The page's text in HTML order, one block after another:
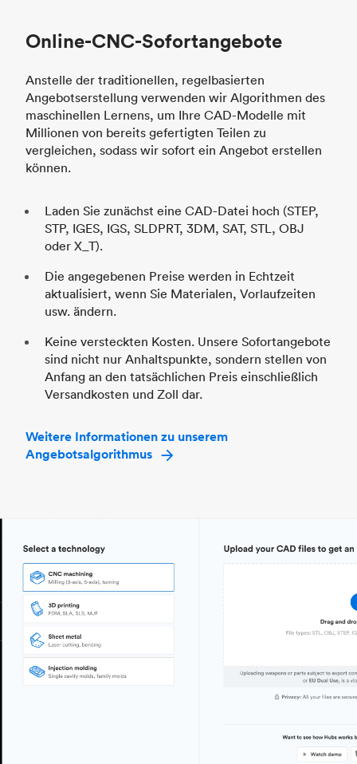
Online-CNC-Sofortangebote
Anstelle der traditionellen, regelbasierten
Angebotserstellung verwenden wir Algorithmen des
maschinellen Lernens, um Ihre CAD-Modelle mit
Millionen von bereits gefertigten Teilen zu
vergleichen, sodass wir sofort ein Angebot erstellen
können.
Laden Sie zunächst eine CAD-Datei hoch (STEP,
STP, IGES, IGS, SLDPRT, 3DM, SAT, STL, OBJ
oder X_T).
Die angegebenen Preise werden in Echtzeit
aktualisiert, wenn Sie Materialen, Vorlaufzeiten
usw. ändern.
Keine versteckten Kosten. Unsere Sofortangebote
sind nicht nur Anhaltspunkte, sondern stellen von
Anfang an den tatsächlichen Preis einschließlich
Versandkosten und Zoll dar.
Weitere Informationen zu unserem
Angebotsalgorithmus